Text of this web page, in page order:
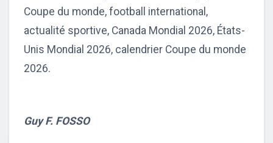
Coupe du monde, football international,
actualité sportive, Canada Mondial 2026, États-
Unis Mondial 2026, calendrier Coupe du monde
2026.
Guy F. FOSSO